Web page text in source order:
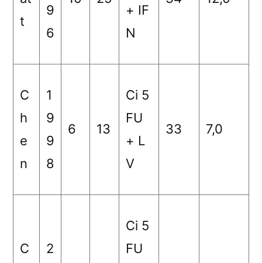
t
9
6
+ IF
N
C
h
e
n
1
9
9
8
6 13
Ci 5
FU
+ L
V
33 7,0
C
2
Ci 5
FU